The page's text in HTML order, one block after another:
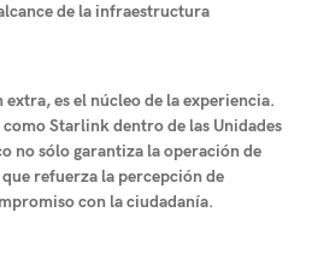
de la infraestructura
extra, es el núcleo de la experiencia.
Starlink dentro de las Unidades
no sólo garantiza la operación de
refuerza la percepción de
con la ciudadanía.